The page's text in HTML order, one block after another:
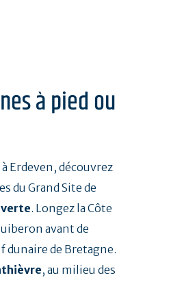
à pied ou
Erdeven, découvrez
du Grand Site de
. Longez la Côte
avant de
dunaire de Bretagne.
, au milieu des